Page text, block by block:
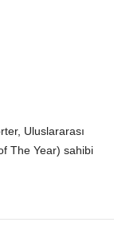
Uluslararası
The Year) sahibi